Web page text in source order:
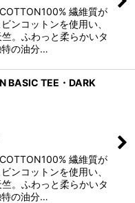
繊維質が
ンコットンを使用い、
。ふわっと柔らかいタ
特の油分…
BASIC TEE・DARK
繊維質が
ンコットンを使用い、
。ふわっと柔らかいタ
特の油分…